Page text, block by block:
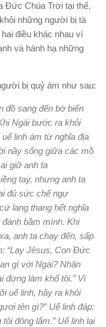
Đức Chúa Trời tại thế,
những người bị tà
điều khác nhau vì
và hành hạ những
bị quỷ ám như sau:
đồ sang đến bờ biển
Ngài bước ra khỏi
linh ám từ nghĩa địa
nầy sống giữa các mồ
giữ anh ta
tay, nhưng anh ta
đủ sức chế ngự
lang thang hết nghĩa
đánh bầm mình. Khi
anh ta chạy đến, sấp
“Lạy Jêsus, Con Đức
gì với Ngài? Nhân
đừng làm khổ tôi.” Vì
uế linh, hãy ra khỏi
tên gì?” Uế linh đáp:
tôi đông lắm.” Uế linh lại